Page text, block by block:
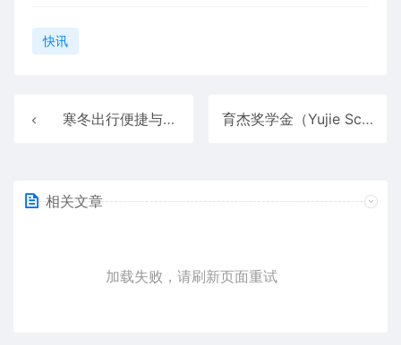
快讯
寒冬出行便捷与舒适兼得 问界新M5 Ultra凭实力助您告别烦恼 育杰奖学金（Yujie Scholarship）项目2024-2025学年总结报告
相关文章
加载失败，请刷新页面重试